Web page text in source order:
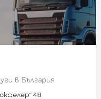
в България
48